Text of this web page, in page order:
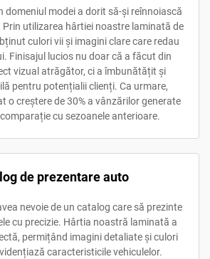
domeniul modei a dorit să-și reînnoiască
utilizarea hârtiei noastre laminată de
culori vii și imagini clare care redau
Finisajul lucios nu doar că a făcut din
vizual atrăgător, ci a îmbunătățit și
pentru potențialii clienți. Ca urmare,
o creștere de 30% a vânzărilor generate
cu sezoanele anterioare.
de prezentare auto
nevoie de un catalog care să prezinte
cu precizie. Hârtia noastră laminată a
permițând imagini detaliate și culori
caracteristicile vehiculelor.